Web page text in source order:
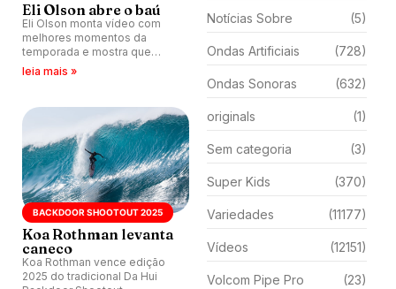
Eli Olson abre o baú
Eli Olson monta vídeo com
melhores momentos da
temporada e mostra que
domina picos como Pipe e
leia mais »
BACKDOOR SHOOTOUT 2025
Koa Rothman levanta
caneco
Koa Rothman vence edição
2025 do tradicional Da Hui
Notícias Sobre (5)
Ondas Artificiais (728)
Ondas Sonoras (632)
originals (1)
Sem categoria (3)
Super Kids (370)
Variedades (11177)
Vídeos (12151)
Volcom Pipe Pro (23)